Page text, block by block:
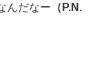
んだなー （P.N.